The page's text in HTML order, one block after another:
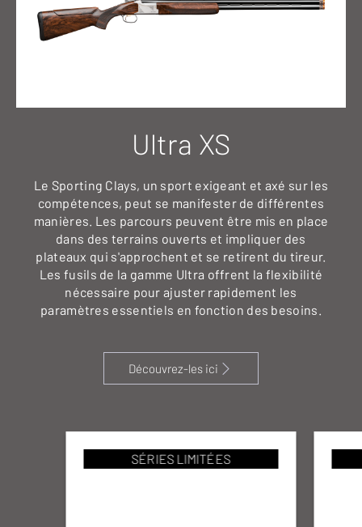
Ultra XS
Le Sporting Clays, un sport exigeant et axé sur les
compétences, peut se manifester de différentes
manières. Les parcours peuvent être mis en place
dans des terrains ouverts et impliquer des
plateaux qui s'approchent et se retirent du tireur.
Les fusils de la gamme Ultra offrent la flexibilité
nécessaire pour ajuster rapidement les
paramètres essentiels en fonction des besoins.
Découvrez-les ici
SÉRIES LIMITÉES